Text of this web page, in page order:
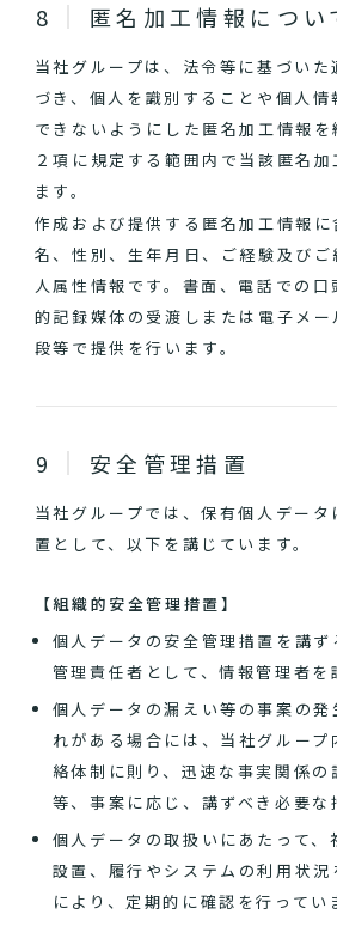
匿名加工情報につい
当社グループは、法令等に基づい
づき、個人を識別することや個人
できないようにした匿名加工情報
２項に規定する範囲内で当該匿名
ます。
作成および提供する匿名加工情報
名、性別、生年月日、ご経験及び
人属性情報です。書面、電話での口
的記録媒体の受渡しまたは電子メ
段等で提供を行います。
安全管理措置
当社グループでは、保有個人デー
置として、以下を講じています。
【組織的安全管理措置】
個人データの安全管理措置を講
管理責任者として、情報管理者を
個人データの漏えい等の事案の発
れがある場合には、当社グループ
絡体制に則り、迅速な事実関係の
等、事案に応じ、講ずべき必要な
個人データの取扱いにあたって、
設置、履行やシステムの利用状況
により、定期的に確認を行ってい